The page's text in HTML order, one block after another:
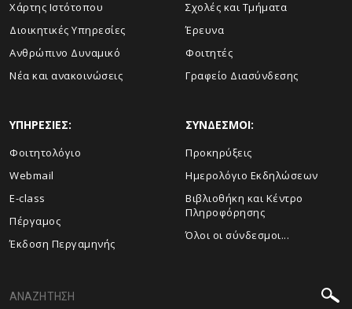
Χάρτης Ιστότοπου
Διοικητικές Υπηρεσίες
Ανθρώπινο Δυναμικό
Νέα και ανακοινώσεις
Σχολές και Τμήματα
Έρευνα
Φοιτητές
Γραφείο Διασύνδεσης
ΥΠΗΡΕΣΙΕΣ:
Φοιτητολόγιο
Webmail
E-class
Πέργαμος
Έκδοση Περγαμηνής
ΣΥΝΔΕΣΜΟΙ:
Προκηρύξεις
Ημερολόγιο Εκδηλώσεων
Βιβλιοθήκη και Κέντρο
Πληροφόρησης
Όλοι οι σύνδεσμοι...